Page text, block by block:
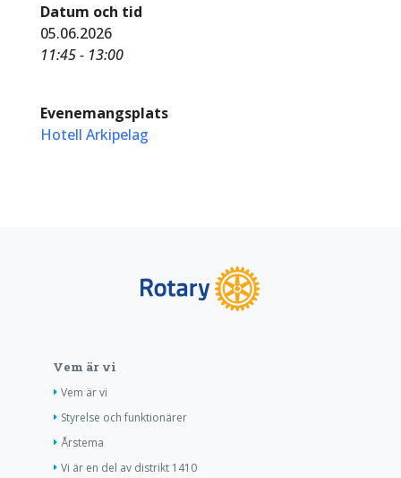
Datum och tid
05.06.2026
11:45 - 13:00
Evenemangsplats
Hotell Arkipelag
Vem är vi
Vem är vi
Styrelse och funktionärer
Årstema
Vi är en del av distrikt 1410